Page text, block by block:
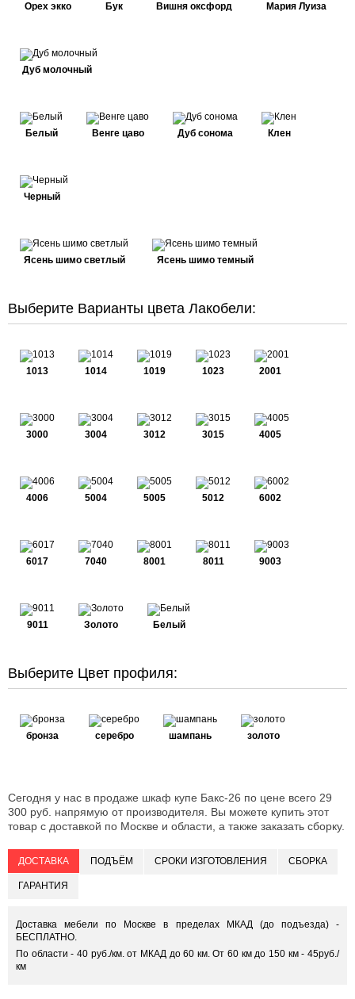
Орех экко Бук Вишня оксфорд Мария Луиза
Дуб молочный
Белый Венге цаво Дуб сонома Клен
Черный
Ясень шимо светлый Ясень шимо темный
Выберите Варианты цвета Лакобели:
1013 1014 1019 1023 2001
3000 3004 3012 3015 4005
4006 5004 5005 5012 6002
6017 7040 8001 8011 9003
9011 Золото Белый
Выберите Цвет профиля:
бронза серебро шампань золото
Сегодня у нас в продаже шкаф купе Бакс-26 по цене всего 29
300 руб. напрямую от производителя. Вы можете купить этот
товар с доставкой по Москве и области, а также заказать сборку.
ДОСТАВКА ПОДЪЁМ СРОКИ ИЗГОТОВЛЕНИЯ СБОРКА
ГАРАНТИЯ
Доставка мебели по Москве в пределах МКАД (до подъезда) -
БЕСПЛАТНО.
По области - 40 руб./км. от МКАД до 60 км. От 60 км до 150 км - 45руб./
км